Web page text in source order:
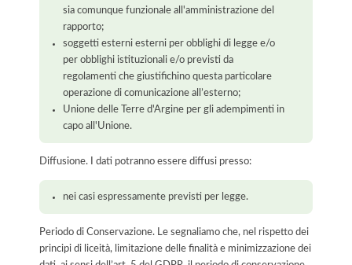
sia comunque funzionale all'amministrazione del
rapporto;
soggetti esterni esterni per obblighi di legge e/o
per obblighi istituzionali e/o previsti da
regolamenti che giustifichino questa particolare
operazione di comunicazione all’esterno;
Unione delle Terre d'Argine per gli adempimenti in
capo all'Unione.
Diffusione. I dati potranno essere diffusi presso:
nei casi espressamente previsti per legge.
Periodo di Conservazione. Le segnaliamo che, nel rispetto dei
principi di liceità, limitazione delle finalità e minimizzazione dei